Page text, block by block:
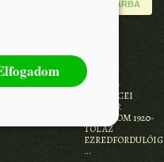
KOSÁRBA
KÁRPÁT-
MEDENCEI
MAGYAR
IRODALOM 1920-
TÓL AZ
EZREDFORDULÓIG
…